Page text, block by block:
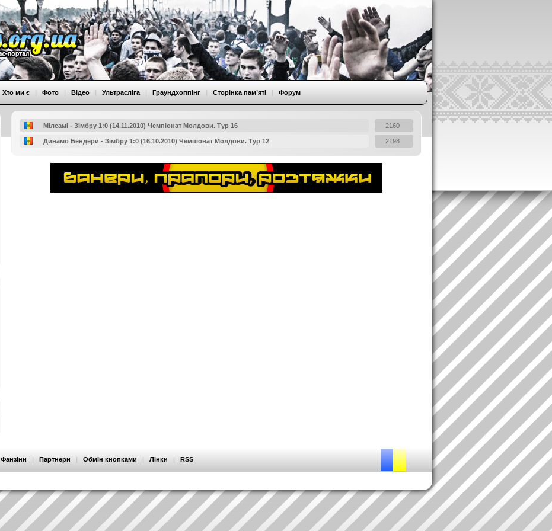
Хто ми є | Фото | Відео | Ультрасліга | Граундхоппінг | Сторінка пам’яті | Форум
Мілсамі - Зімбру 1:0 (14.11.2010) Чемпіонат Молдови. Тур 16 2160
Динамо Бендери - Зімбру 1:0 (16.10.2010) Чемпіонат Молдови. Тур 12 2198
Фанзіни | Партнери | Обмін кнопками | Лінки | RSS